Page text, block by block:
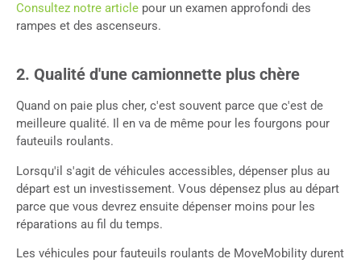
Consultez notre article pour un examen approfondi des
rampes et des ascenseurs.
2. Qualité d'une camionnette plus chère
Quand on paie plus cher, c'est souvent parce que c'est de
meilleure qualité. Il en va de même pour les fourgons pour
fauteuils roulants.
Lorsqu'il s'agit de véhicules accessibles, dépenser plus au
départ est un investissement. Vous dépensez plus au départ
parce que vous devrez ensuite dépenser moins pour les
réparations au fil du temps.
Les véhicules pour fauteuils roulants de MoveMobility durent